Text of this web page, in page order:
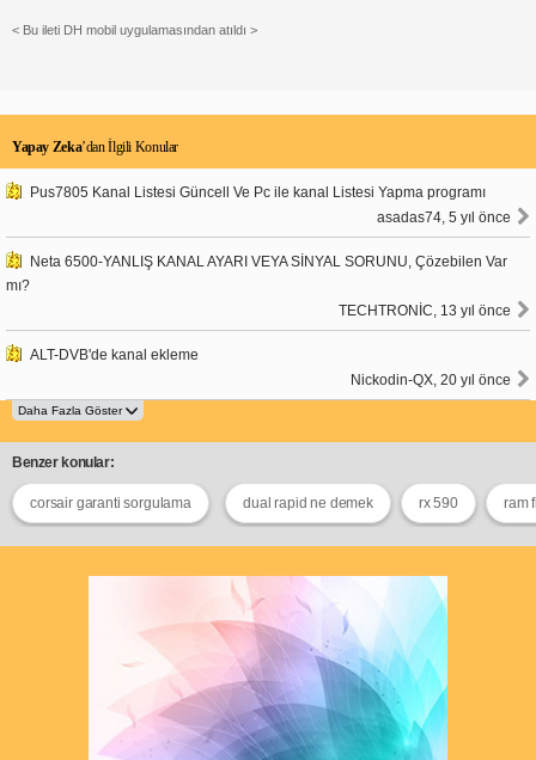
< Bu ileti DH mobil uygulamasından atıldı >
Yapay Zeka’dan İlgili Konular
Pus7805 Kanal Listesi Güncell Ve Pc ile kanal Listesi Yapma programı
asadas74, 5 yıl önce
Neta 6500-YANLIŞ KANAL AYARI VEYA SİNYAL SORUNU, Çözebilen Var
mı?
TECHTRONİC, 13 yıl önce
ALT-DVB'de kanal ekleme
Nickodin-QX, 20 yıl önce
Benzer konular:
corsair garanti sorgulama dual rapid ne demek rx 590 ram